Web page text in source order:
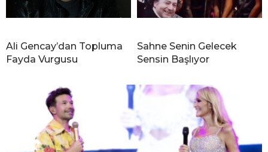
Ali Gencay’dan Topluma
Fayda Vurgusu
Sahne Senin Gelecek
Sensin Başlıyor